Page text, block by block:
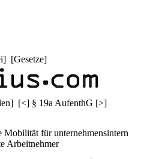
] [Gesetze]
] [<] § 19a AufenthG [>]
für unternehmensintern
Arbeitnehmer